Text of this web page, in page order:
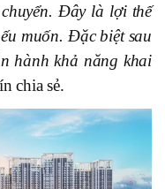
Đây là lợi thế
muốn. Đặc biệt sau
hành khả năng khai
chia sẻ.